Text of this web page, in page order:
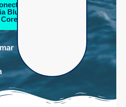
Blue
Core